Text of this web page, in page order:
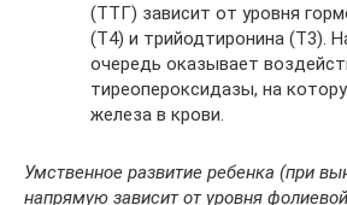
(ТТГ) зависит от уровня
(Т4) и трийодтиронина (Т3).
очередь оказывает
тиреопероксидазы, на
железа в крови.
Умственное развитие ребенка (при
напрямую зависит от уровня